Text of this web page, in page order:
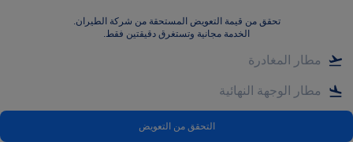
تحقق من قيمة التعويض المستحقة من شركة الطيران.
الخدمة مجانية وتستغرق دقيقتين فقط.
التحقق من التعويض